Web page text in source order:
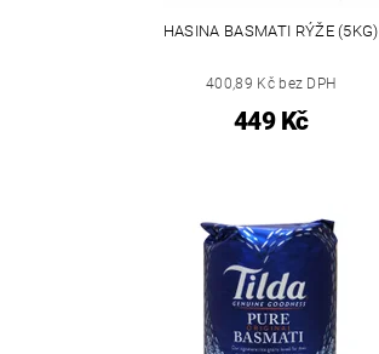
HASINA BASMATI RÝŽE (5KG)
400,89 Kč bez DPH
449 Kč